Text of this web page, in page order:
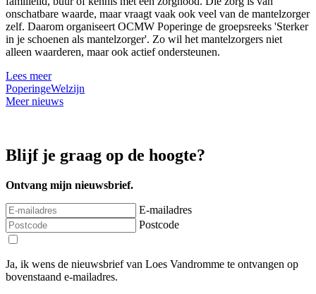
onschatbare waarde, maar vraagt vaak ook veel van de mantelzorger
zelf. Daarom organiseert OCMW Poperinge de groepsreeks 'Sterker
in je schoenen als mantelzorger'. Zo wil het mantelzorgers niet
alleen waarderen, maar ook actief ondersteunen.
Lees meer
PoperingeWelzijn
Meer nieuws
Blijf je graag op de hoogte?
Ontvang mijn nieuwsbrief.
E-mailadres
Postcode
Ja, ik wens de nieuwsbrief van Loes Vandromme te ontvangen op
bovenstaand e-mailadres.